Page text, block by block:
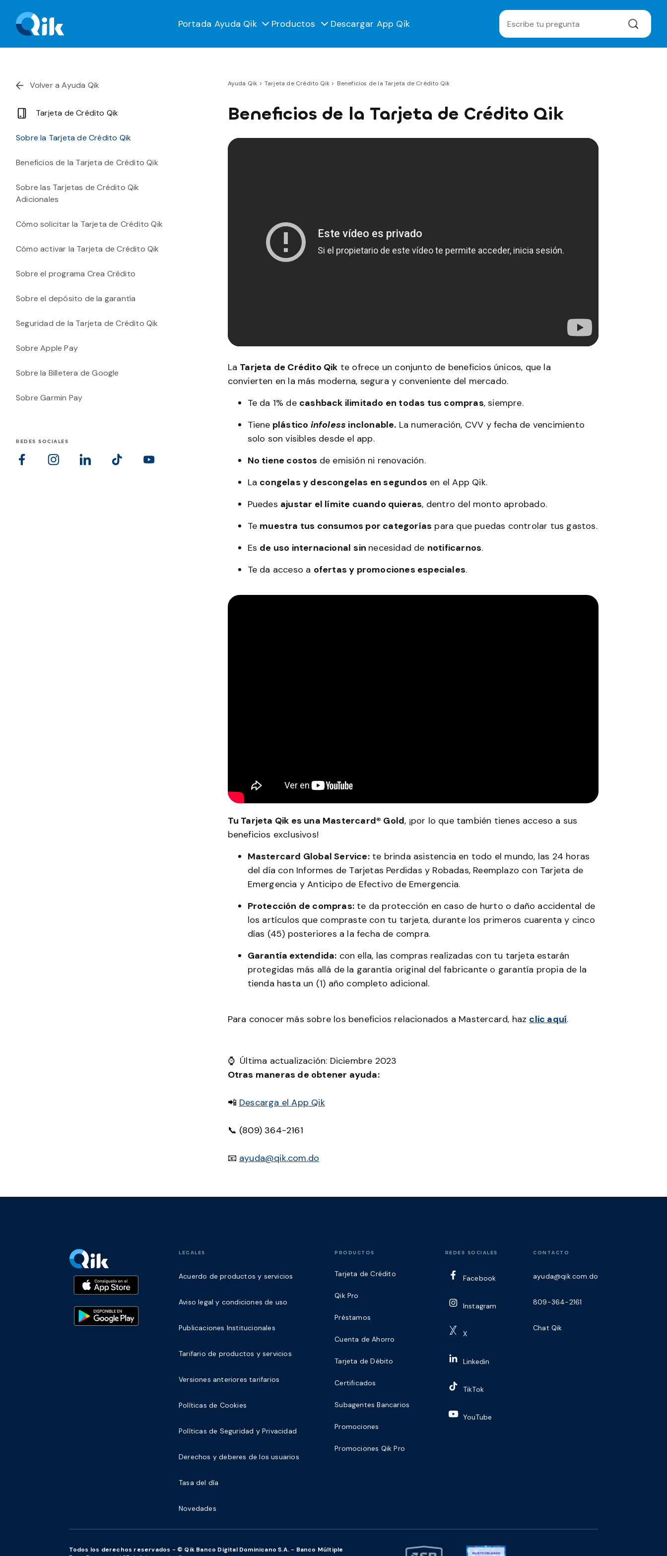
Portada Ayuda Qik Productos Descargar App Qik
Volver a Ayuda Qik
Tarjeta de Crédito Qik
Sobre la Tarjeta de Crédito Qik
Beneficios de la Tarjeta de Crédito Qik
Sobre las Tarjetas de Crédito Qik
Adicionales
Cómo solicitar la Tarjeta de Crédito Qik
Cómo activar la Tarjeta de Crédito Qik
Sobre el programa Crea Crédito
Sobre el depósito de la garantía
Seguridad de la Tarjeta de Crédito Qik
Sobre Apple Pay
Sobre la Billetera de Google
Sobre Garmin Pay
REDES SOCIALES
Ayuda Qik Tarjeta de Crédito Qik Beneficios de la Tarjeta de Crédito Qik
Beneficios de la Tarjeta de Crédito Qik
La Tarjeta de Crédito Qik te ofrece un conjunto de beneficios únicos, que la
convierten en la más moderna, segura y conveniente del mercado.
Te da 1% de cashback ilimitado en todas tus compras, siempre.
Tiene plástico infoless inclonable. La numeración, CVV y fecha de vencimiento
solo son visibles desde el app.
No tiene costos de emisión ni renovación.
La congelas y descongelas en segundos en el App Qik.
Puedes ajustar el límite cuando quieras, dentro del monto aprobado.
Te muestra tus consumos por categorías para que puedas controlar tus gastos.
Es de uso internacional sin necesidad de notificarnos.
Te da acceso a ofertas y promociones especiales.
Tu Tarjeta Qik es una Mastercard® Gold, ¡por lo que también tienes acceso a sus
beneficios exclusivos!
Mastercard Global Service:te brinda asistencia en todo el mundo, las 24 horas
del día con Informes de Tarjetas Perdidas y Robadas, Reemplazo con Tarjeta de
Emergencia y Anticipo de Efectivo de Emergencia.
Protección de compras: te da protección en caso de hurto o daño accidental de
los artículos que compraste con tu tarjeta, durante los primeros cuarenta y cinco
días (45) posteriores a la fecha de compra.
Garantía extendida: con ella, las compras realizadas con tu tarjeta estarán
protegidas más allá de la garantía original del fabricante o garantía propia de la
tienda hasta un (1) año completo adicional.
Para conocer más sobre los beneficios relacionados a Mastercard, haz clic aquí.
⌚ Última actualización: Diciembre 2023
Otras maneras de obtener ayuda:
📲 Descarga el App Qik
📞 (809) 364-2161
📧 ayuda@qik.com.do
LEGALES
Acuerdo de productos y servicios
Aviso legal y condiciones de uso
Publicaciones Institucionales
Tarifario de productos y servicios
Versiones anteriores tarifarios
Políticas de Cookies
Políticas de Seguridad y Privacidad
Derechos y deberes de los usuarios
Tasa del día
Novedades
PRODUCTOS
Tarjeta de Crédito
Qik Pro
Préstamos
Cuenta de Ahorro
Tarjeta de Débito
Certificados
Subagentes Bancarios
Promociones
Promociones Qik Pro
REDES SOCIALES
Facebook
Instagram
X
Linkedin
TikTok
YouTube
CONTACTO
ayuda@qik.com.do
809-364-2161
Chat Qik
Todos los derechos reservados - © Qik Banco Digital Dominicano S.A. - Banco Múltiple